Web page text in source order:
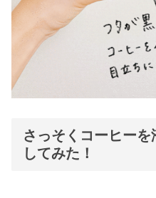
さっそくコーヒー
してみた！